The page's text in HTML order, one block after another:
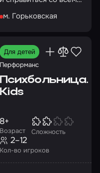
м. Горьковская
Для детей
Перформанс
Психбольница.
Kids
Возраст
8+
Сложность
Кол-во игроков
2–12